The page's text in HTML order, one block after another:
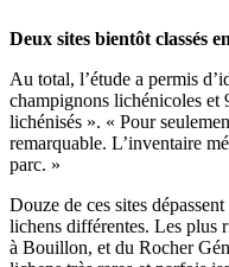
Deux sites bientôt classés
Au total, l’étude a permis
champignons lichénicoles et
lichénisés ». « Pour
remarquable. L’inventaire
parc. »
Douze de ces sites
lichens différentes. Les plus
à Bouillon, et du Rocher